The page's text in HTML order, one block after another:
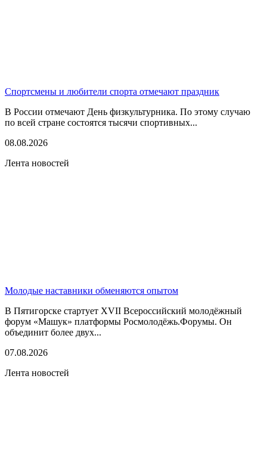
Спортсмены и любители спорта отмечают праздник
В России отмечают День физкультурника. По этому случаю
по всей стране состоятся тысячи спортивных...
08.08.2026
Лента новостей
Молодые наставники обменяются опытом
В Пятигорске стартует XVII Всероссийский молодёжный
форум «Машук» платформы Росмолодёжь.Форумы. Он
объединит более двух...
07.08.2026
Лента новостей